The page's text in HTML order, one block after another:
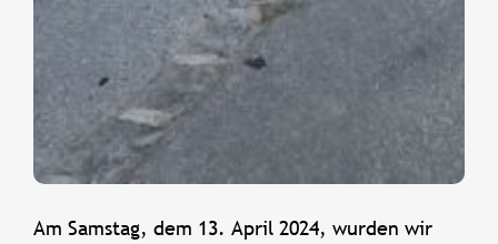
Am Samstag, dem 13. April 2024, wurden wir